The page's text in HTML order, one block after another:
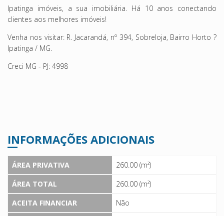
Ipatinga imóveis, a sua imobiliária. Há 10 anos conectando
clientes aos melhores imóveis!
Venha nos visitar: R. Jacarandá, nº 394, Sobreloja, Bairro Horto ?
Ipatinga / MG.
Creci MG - PJ: 4998
INFORMAÇÕES ADICIONAIS
ÁREA PRIVATIVA
260.00 (m²)
ÁREA TOTAL
260.00 (m²)
ACEITA FINANCIAR
Não